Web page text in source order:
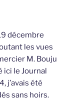
décembre
les vues
M. Bouju
ici le Journal
j’avais été
sans hoirs.